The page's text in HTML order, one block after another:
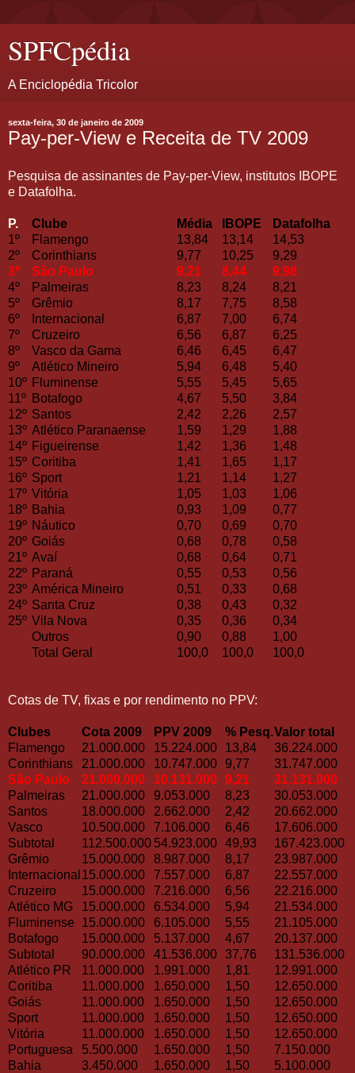
SPFCpédia
A Enciclopédia Tricolor
sexta-feira, 30 de janeiro de 2009
Pay-per-View e Receita de TV 2009
Pesquisa de assinantes de Pay-per-View, institutos IBOPE
e Datafolha.
P. Clube Média IBOPE
Datafolha
1º
Flamengo 13,84 13,14
14,53
2º
Corinthians 9,77 10,25
9,29
3º
São Paulo 9,21 8,44
9,98
4º
Palmeiras 8,23 8,24
8,21
5º
Grêmio 8,17 7,75
8,58
6º
Internacional 6,87 7,00
6,74
7º
Cruzeiro 6,56 6,87
6,25
8º
Vasco da Gama 6,46 6,45
6,47
9º
Atlético Mineiro 5,94 6,48
5,40
10º Fluminense 5,55 5,45
5,65
11º Botafogo 4,67 5,50
3,84
12º Santos 2,42 2,26
2,57
13º Atlético Paranaense 1,59 1,29
1,88
14º Figueirense 1,42 1,36
1,48
15º Coritiba 1,41 1,65
1,17
16º Sport 1,21 1,14
1,27
17º Vitória 1,05 1,03
1,06
18º Bahia 0,93 1,09
0,77
19º Náutico 0,70 0,69
0,70
20º Goiás 0,68 0,78
0,58
21º Avaí 0,68 0,64
0,71
22º Paraná 0,55 0,53
0,56
23º América Mineiro 0,51 0,33
0,68
24º Santa Cruz 0,38 0,43
0,32
25º Vila Nova 0,35 0,36
0,34
Outros
0,90 0,88
1,00
Total Geral
100,0 100,0 100,0
Cotas de TV, fixas e por rendimento no PPV:
Clubes Cota 2009 PPV 2009 % Pesq.Valor total
Flamengo
21.000.000 15.224.000 13,84
36.224.000
Corinthians
21.000.000 10.747.000 9,77
31.747.000
São Paulo
21.000.000 10.131.000 9,21
31.131.000
Palmeiras
21.000.000 9.053.000 8,23
30.053.000
Santos
18.000.000 2.662.000 2,42
20.662.000
Vasco
10.500.000 7.106.000 6,46
17.606.000
Subtotal
112.500.000 54.923.000 49,93
167.423.000
Grêmio
15.000.000 8.987.000 8,17
23.987.000
Internacional 15.000.000 7.557.000 6,87
22.557.000
Cruzeiro
15.000.000 7.216.000 6,56
22.216.000
Atlético MG
15.000.000 6.534.000 5,94
21.534.000
Fluminense
15.000.000 6.105.000 5,55
21.105.000
Botafogo
15.000.000 5.137.000 4,67
20.137.000
Subtotal
90.000.000 41.536.000 37,76
131.536.000
Atlético PR
11.000.000 1.991.000 1,81
12.991.000
Coritiba
11.000.000 1.650.000 1,50
12.650.000
Goiás
11.000.000 1.650.000 1,50
12.650.000
Sport
11.000.000 1.650.000 1,50
12.650.000
Vitória
11.000.000 1.650.000 1,50
12.650.000
Portuguesa
5.500.000 1.650.000 1,50
7.150.000
Bahia
3.450.000 1.650.000 1,50
5.100.000